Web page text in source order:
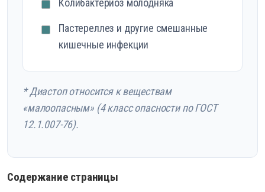
Колибактериоз молодняка
Пастереллез и другие смешанные
кишечные инфекции
* Диастоп относится к веществам
«малоопасным» (4 класс опасности по ГОСТ
12.1.007-76).
Содержание страницы